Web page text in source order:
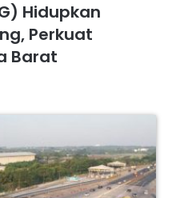
Hidupkan
Perkuat
Barat